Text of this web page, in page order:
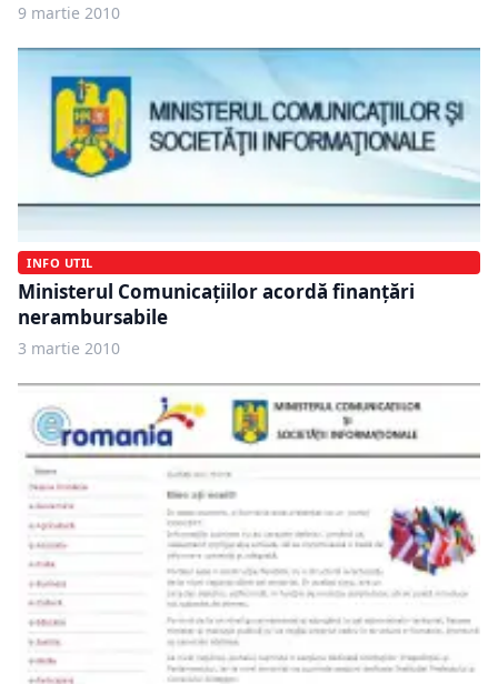
9 martie 2010
INFO UTIL
Ministerul Comunicaţiilor acordă finanţări
nerambursabile
3 martie 2010